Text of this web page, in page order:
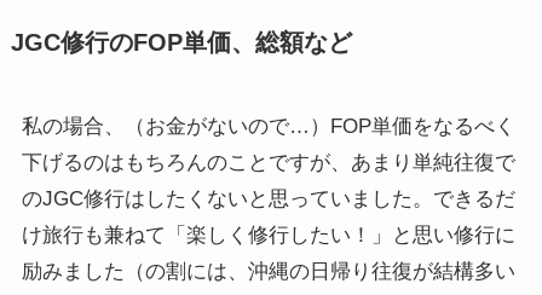
JGC修行のFOP単価、総額など
私の場合、（お金がないので…）FOP単価をなるべく
下げるのはもちろんのことですが、あまり単純往復で
のJGC修行はしたくないと思っていました。できるだ
け旅行も兼ねて「楽しく修行したい！」と思い修行に
励みました（の割には、沖縄の日帰り往復が結構多い